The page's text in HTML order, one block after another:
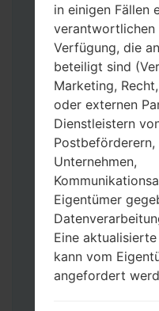
Laden Sie auf
Version herunter.
Dann laden
herunter und
Sie brauchen
Datei aus) oder
Dateien aus)
AP: „System &
CP: „Modem &
CSC_***:
Operator“
Fügen Sie
Dateien hinzu.
Wenn Sie das
in einigen Fällen
verantwortlichen
Verfügung, die
beteiligt sind
Marketing,
oder externen
Dienstleistern
Unternehmen,
Eigentümer
Eine
kann vom
angefordert